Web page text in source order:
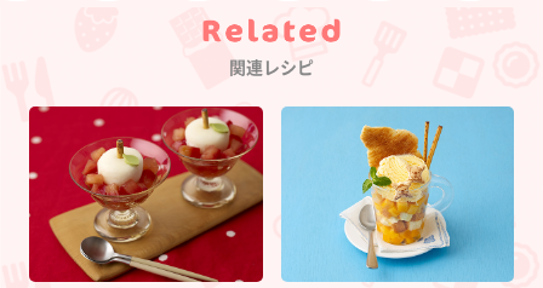
Category
関連レシピ